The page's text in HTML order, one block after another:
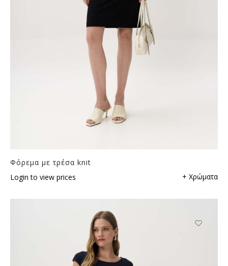
Φόρεμα με τρέσα knit
Login to view prices
+ Χρώματα